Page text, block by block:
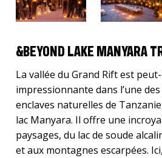
&BEYOND LAKE MANYARA
La vallée du Grand Rift est
impressionnante dans l’une
enclaves naturelles de
lac Manyara. Il offre une
paysages, du lac de soude
et aux montagnes escarpées.